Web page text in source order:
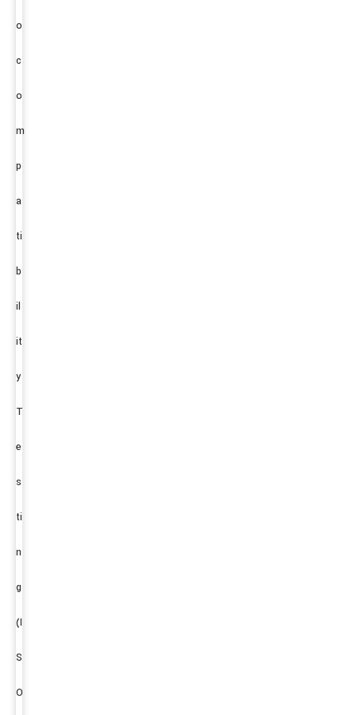
o
c
o
m
p
a
ti
b
il
it
y
T
e
s
ti
n
g
(I
S
O